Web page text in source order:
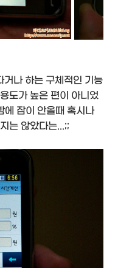
나 하는 구체적인 기능
도가 높은 편이 아니었
에 잠이 안올때 혹시나
는 않았다는...;;